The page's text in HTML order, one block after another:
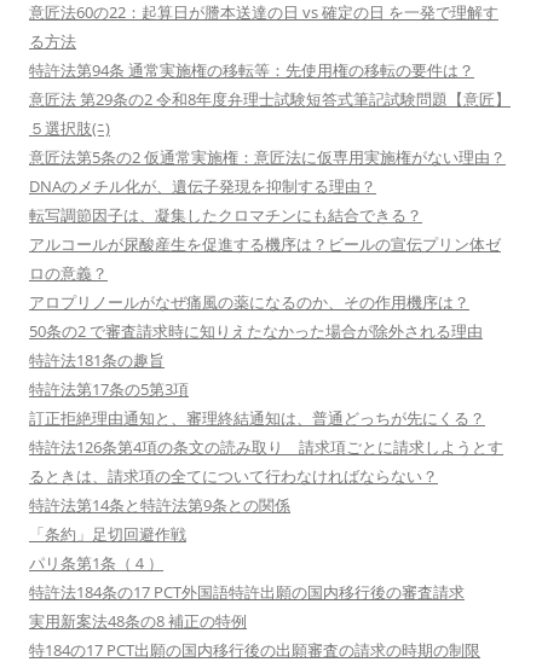
意匠法60の22：起算日が謄本送達の日 vs 確定の日 を一発で理解す
る方法
特許法第94条 通常実施権の移転等：先使用権の移転の要件は？
意匠法 第29条の2 令和8年度弁理士試験短答式筆記試験問題【意匠】
５選択肢(ﾆ)
意匠法第5条の2 仮通常実施権：意匠法に仮専用実施権がない理由？
DNAのメチル化が、遺伝子発現を抑制する理由？
転写調節因子は、凝集したクロマチンにも結合できる？
アルコールが尿酸産生を促進する機序は？ビールの宣伝プリン体ゼ
ロの意義？
アロプリノールがなぜ痛風の薬になるのか、その作用機序は？
50条の2 で審査請求時に知りえたなかった場合が除外される理由
特許法181条の趣旨
特許法第17条の5第3項
訂正拒絶理由通知と、審理終結通知は、普通どっちが先にくる？
特許法126条第4項の条文の読み取り 請求項ごとに請求しようとす
るときは、請求項の全てについて行わなければならない？
特許法第14条と特許法第9条との関係
「条約」足切回避作戦
パリ条第1条（４）
特許法184条の17 PCT外国語特許出願の国内移行後の審査請求
実用新案法48条の8 補正の特例
特184の17 PCT出願の国内移行後の出願審査の請求の時期の制限